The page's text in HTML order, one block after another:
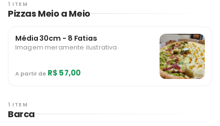
1 ITEM
Pizzas Meio a Meio
Média 30cm - 8 Fatias
Imagem meramente ilustrativa
A partir de R$ 57,00
1 ITEM
Barca